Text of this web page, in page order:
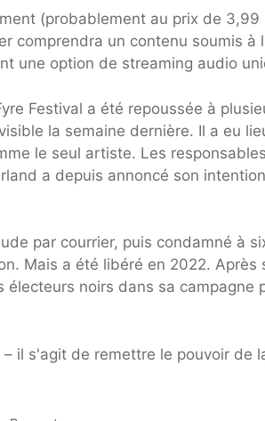
(probablement au prix de 3,99
comprendra un contenu soumis à
une option de streaming audio
Festival a été repoussée à
la semaine dernière. Il a eu
le seul artiste. Les
a depuis annoncé son
par courrier, puis condamné à
Mais a été libéré en 2022. Après
noirs dans sa campagne
il s'agit de remettre le pouvoir de